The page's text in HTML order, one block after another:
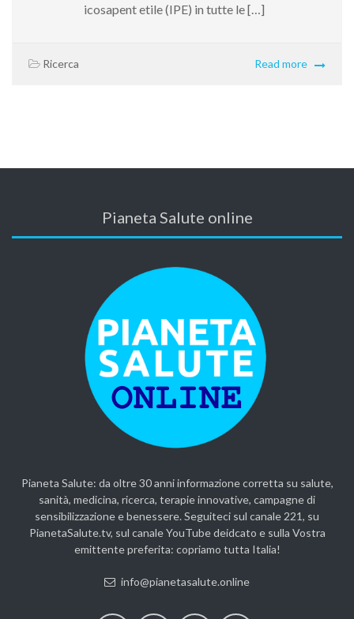
icosapent etile (IPE) in tutte le […]
Ricerca Read more
Pianeta Salute online
Pianeta Salute: da oltre 30 anni informazione corretta su salute,
sanità, medicina, ricerca, terapie innovative, campagne di
sensibilizzazione e benessere. Seguiteci sul canale 221, su
PianetaSalute.tv, sul canale YouTube deidcato e sulla Vostra
emittente preferita: copriamo tutta Italia!
info@pianetasalute.online